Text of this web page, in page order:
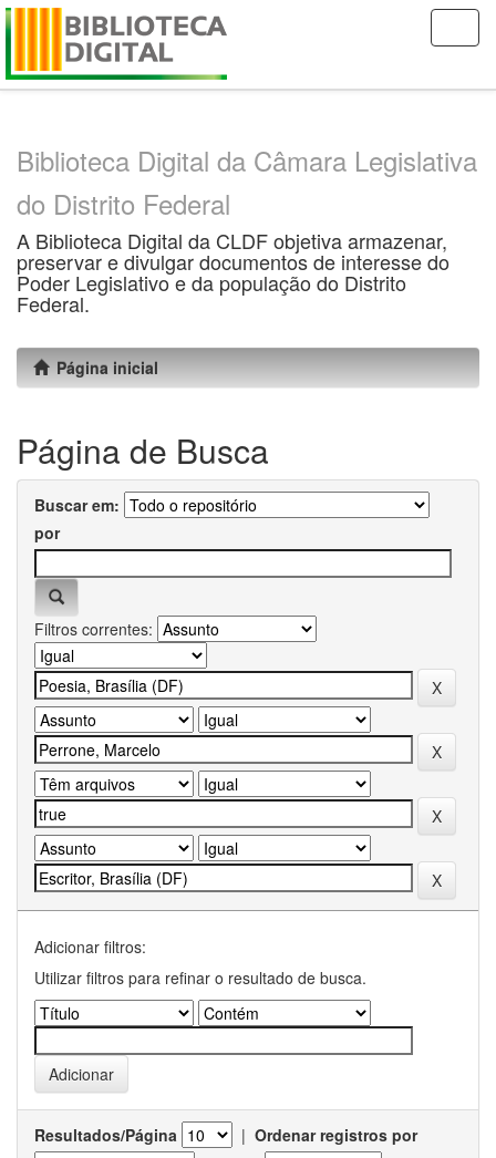
Skip
Biblioteca Digital da Câmara Legislativa
do Distrito Federal
A Biblioteca Digital da CLDF objetiva armazenar,
preservar e divulgar documentos de interesse do
Poder Legislativo e da população do Distrito
Federal.
Página inicial
Página de Busca
Buscar em:
por
Filtros correntes:
Adicionar filtros:
Utilizar filtros para refinar o resultado de busca.
Resultados/Página | Ordenar registros por